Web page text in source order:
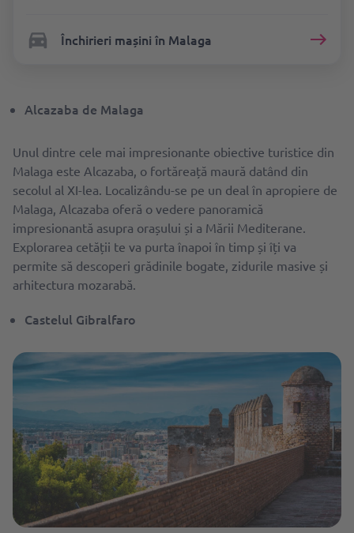
Închirieri mașini în Malaga
Alcazaba de Malaga
Unul dintre cele mai impresionante obiective turistice din
Malaga este Alcazaba, o fortăreață maură datând din
secolul al XI-lea. Localizându-se pe un deal în apropiere de
Malaga, Alcazaba oferă o vedere panoramică
impresionantă asupra orașului și a Mării Mediterane.
Explorarea cetății te va purta înapoi în timp și îți va
permite să descoperi grădinile bogate, zidurile masive și
arhitectura mozarabă.
Castelul Gibralfaro